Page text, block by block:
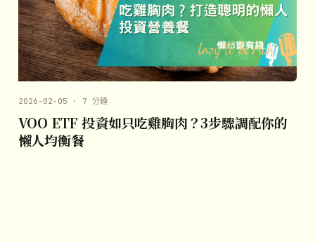
2026-02-05 · 7 分鐘
VOO ETF 投資如只吃雞胸肉？3步驟調配你的
懶人均衡餐